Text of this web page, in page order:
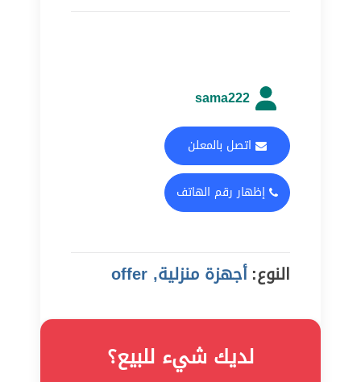
sama222
اتصل بالمعلن
إظهار رقم الهاتف
النوع:أجهزة منزلية, offer
لديك شيء للبيع؟